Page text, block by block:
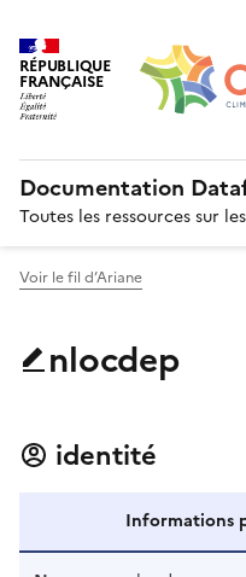
RÉPUBLIQUE
FRANÇAISE
Documentation
Toutes les ressources sur
Voir le fil d’Ariane
nlocdep
identité
Informations